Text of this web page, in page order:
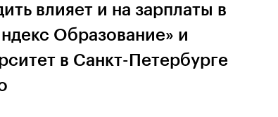
влияет и на зарплаты в
Образование» и
в Санкт-Петербурге